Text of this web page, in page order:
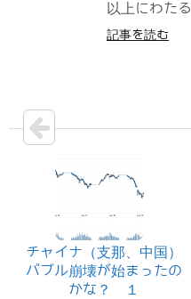
以上にわた
記事を読む
チャイナ（支那、中国）
バブル崩壊が始まったの
かな？ １